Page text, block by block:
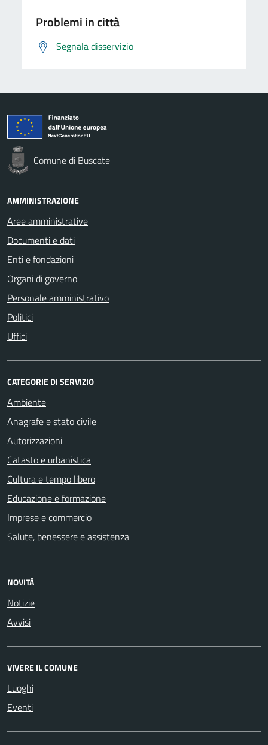
Problemi in città
Segnala disservizio
Comune di Buscate
AMMINISTRAZIONE
Aree amministrative
Documenti e dati
Enti e fondazioni
Organi di governo
Personale amministrativo
Politici
Uffici
CATEGORIE DI SERVIZIO
Ambiente
Anagrafe e stato civile
Autorizzazioni
Catasto e urbanistica
Cultura e tempo libero
Educazione e formazione
Imprese e commercio
Salute, benessere e assistenza
NOVITÀ
Notizie
Avvisi
VIVERE IL COMUNE
Luoghi
Eventi